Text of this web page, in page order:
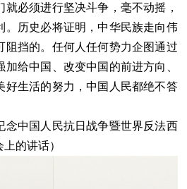
必须进行坚决斗争，毫不动摇，
。历史必将证明，中华民族走向伟
阻挡的。任何人任何势力企图通过
给中国、改变中国的前进方向、
好生活的努力，中国人民都绝不答
中国人民抗日战争暨世界反法西
的讲话）